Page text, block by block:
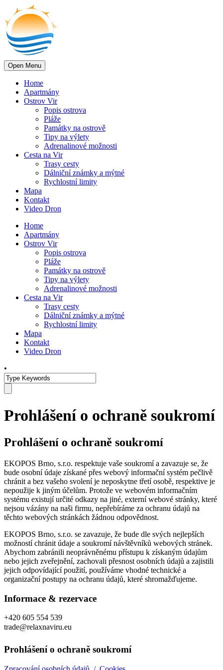
Open Menu
Home
Apartmány
Ostrov Vir
Popis ostrova
Pláže
Památky na ostrově
Tipy na výlety
Adrenalinové možnosti
Cesta na Vir
Trasy cesty
Dálniční známky a mýtné
Rychlostní limity
Mapa
Kontakt
Video Dron
Home
Apartmány
Ostrov Vir
Popis ostrova
Pláže
Památky na ostrově
Tipy na výlety
Adrenalinové možnosti
Cesta na Vir
Trasy cesty
Dálniční známky a mýtné
Rychlostní limity
Mapa
Kontakt
Video Dron
•
Prohlášení o ochraně soukromí
Prohlášení o ochraně soukromí
EKOPOS Brno, s.r.o. respektuje vaše soukromí a zavazuje se, že
bude osobní údaje získané přes webový informační systém pečlivě
chránit a bez vašeho svolení je neposkytne třetí osobě, respektive je
nepoužije k jiným účelům. Protože ve webovém informačním
systému existují určité odkazy na jiné, externí webové stránky, které
nejsou vázány na naši firmu, nepřebíráme za ochranu údajů na
těchto webových stránkách žádnou odpovědnost.
EKOPOS Brno, s.r.o. se zavazuje, že bude dle svých nejlepších
možností chránit údaje a soukromí návštěvníků webových stránek.
Abychom zabránili neoprávněnému přístupu k získaným údajům
nebo jejich zveřejnění, zachovali přesnost osobních údajů a zajistili
jejich odpovídající použití, používáme vhodné technické a
organizační postupy na ochranu údajů, které shromažďujeme.
Informace & rezervace
+420 605 554 539
trade@relaxnaviru.eu
Prohlášení o ochraně soukromí